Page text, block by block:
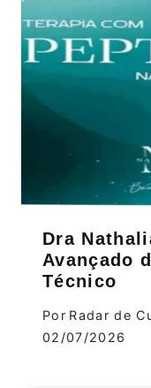
Dra
Avançado
Técnico
Por Radar de
02/07/2026